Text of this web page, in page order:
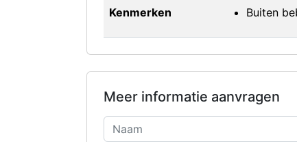
Kenmerken Buiten
Meer informatie aanvragen